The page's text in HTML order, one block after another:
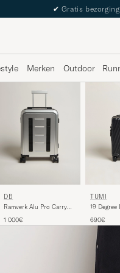
✔ Gratis
Merken Outdoor
DB
Ramverk Alu Pro Carry
1 000€
TUMI
19
690€